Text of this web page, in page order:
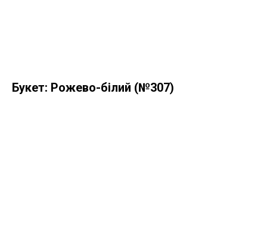
Букет: Рожево-білий (№307)